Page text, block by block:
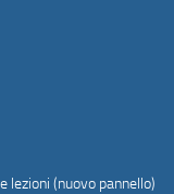
lezioni (nuovo pannello)